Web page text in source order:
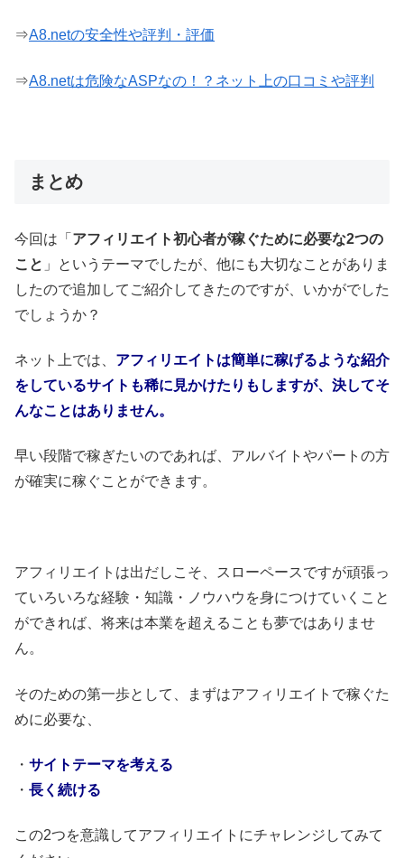
⇒A8.netの安全性や評判・評価
⇒A8.netは危険なASPなの！？ネット上の口コミや評判
まとめ
今回は「 アフィリエイト初心者が稼ぐために必要な2つの
こと 」というテーマでしたが、他にも大切なことがありま
したので追加してご紹介してきたのですが、いかがでした
でしょうか？
ネット上では、 アフィリエイトは簡単に稼げるような紹介
をしているサイトも稀に見かけたりもしますが、決してそ
んなことはありません。
早い段階で稼ぎたいのであれば、アルバイトやパートの方
が確実に稼ぐことができます。
アフィリエイトは出だしこそ、スローペースですが頑張っ
ていろいろな経験・知識・ノウハウを身につけていくこと
ができれば、将来は本業を超えることも夢ではありませ
ん。
そのための第一歩として、まずはアフィリエイトで稼ぐた
めに必要な、
・ サイトテーマを考える
・ 長く続ける
この2つを意識してアフィリエイトにチャレンジしてみて